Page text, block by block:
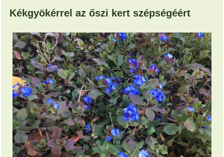
Kékgyökérrel az őszi kert szépségéért